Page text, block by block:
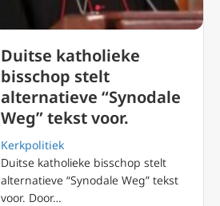
Duitse katholieke
bisschop stelt
alternatieve “Synodale
Weg” tekst voor.
Kerkpolitiek
Duitse katholieke bisschop stelt
alternatieve “Synodale Weg” tekst
voor. Door…